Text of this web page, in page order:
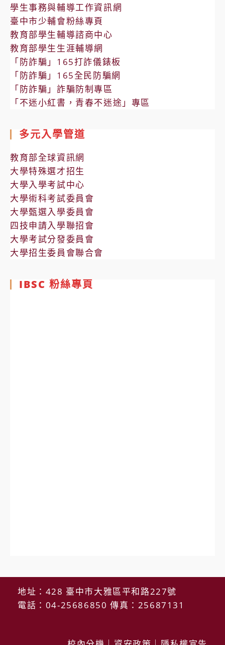
學生事務與輔導工作資訊網
臺中市少輔會粉絲專頁
教育部學生輔導諮商中心
教育部學生生涯輔導網
「防詐騙」165打詐儀錶板
「防詐騙」165全民防騙網
「防詐騙」詐騙防制專區
「不迷小紅書，青春不迷途」專區
多元入學管道
教育部全球資訊網
大學特殊選才招生
大學入學考試中心
大學術科考試委員會
大學甄選入學委員會
四技申請入學聯招會
大學考試分發委員會
大學招生委員會聯合會
IBSC 粉絲專頁
地址：428 臺中市大雅區平和路227號
電話：04-25686850 傳真：25687131